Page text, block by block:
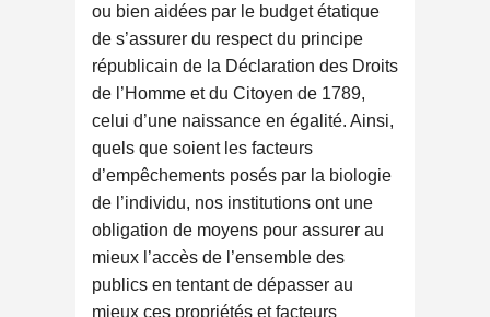
ou bien aidées par le budget étatique
de s’assurer du respect du principe
républicain de la Déclaration des Droits
de l’Homme et du Citoyen de 1789,
celui d’une naissance en égalité. Ainsi,
quels que soient les facteurs
d’empêchements posés par la biologie
de l’individu, nos institutions ont une
obligation de moyens pour assurer au
mieux l’accès de l’ensemble des
publics en tentant de dépasser au
mieux ces propriétés et facteurs